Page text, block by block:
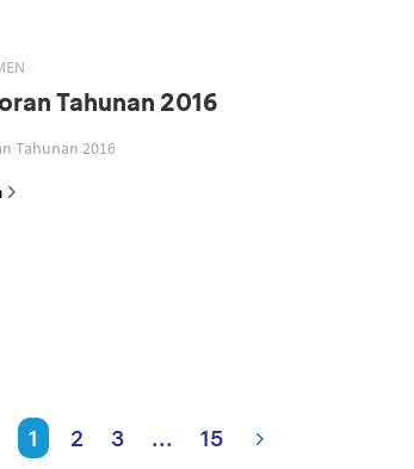
Tahunan 2016
Tahunan 2016
1 2 3 ... 15